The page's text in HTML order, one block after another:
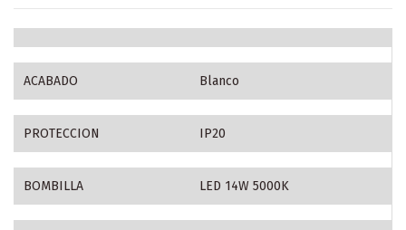
ACABADO Blanco
PROTECCION IP20
BOMBILLA LED 14W 5000K